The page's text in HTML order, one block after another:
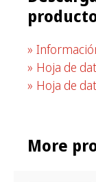
Hoja de
Hoja de
More